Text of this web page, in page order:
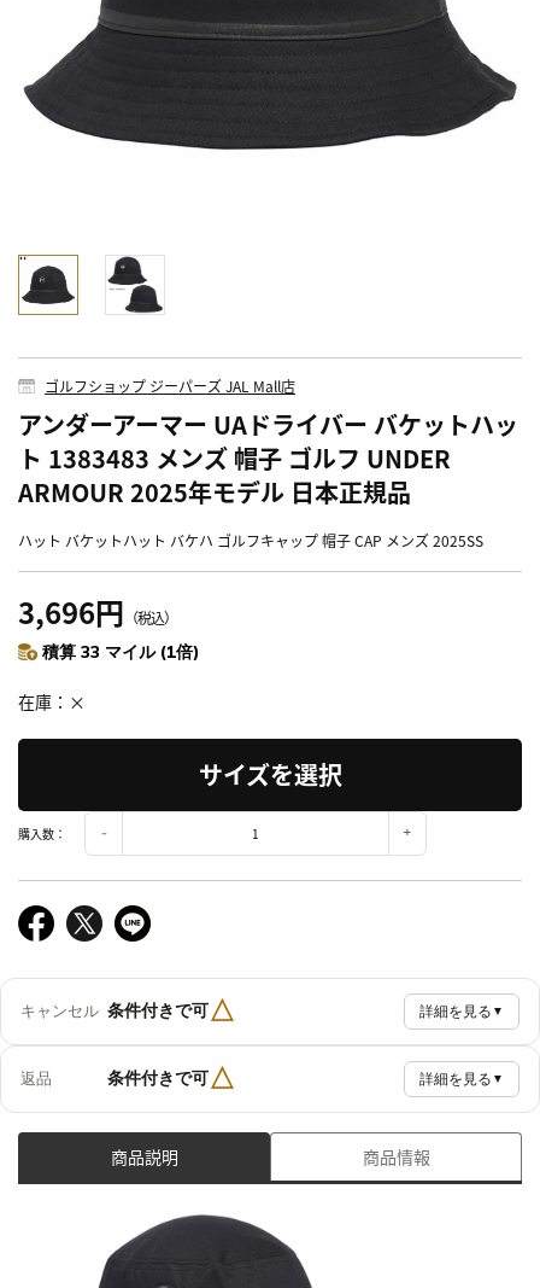
ゴルフショップ ジーパーズ JAL Mall店
アンダーアーマー UAドライバー バケットハッ
ト 1383483 メンズ 帽子 ゴルフ UNDER
ARMOUR 2025年モデル 日本正規品
ハット バケットハット バケハ ゴルフキャップ 帽子 CAP メンズ 2025SS
3,696円 （税込）
積算 33 マイル (1倍)
在庫 ×
サイズを選択
購入数：
キャンセル 条件付きで可△ 詳細を見る ▼
返品 条件付きで可△ 詳細を見る ▼
商品説明 商品情報